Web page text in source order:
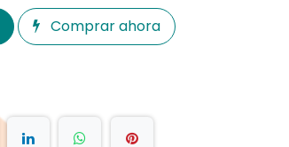
Comprar ahora